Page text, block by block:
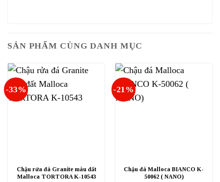
SẢN PHẨM CÙNG DANH MỤC
-33%
Chậu rửa đá Granite màu đất
Malloca TORTORA K-10543
-21%
Chậu đá Malloca BIANCO K-
50062 ( NANO)